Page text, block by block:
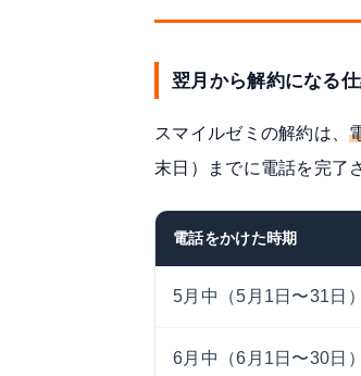
翌月から解約になる
スマイルゼミの解約は、
末日）までに電話を完了
電話をかけた時期
5月中（5月1日〜31日）
6月中（6月1日〜30日）